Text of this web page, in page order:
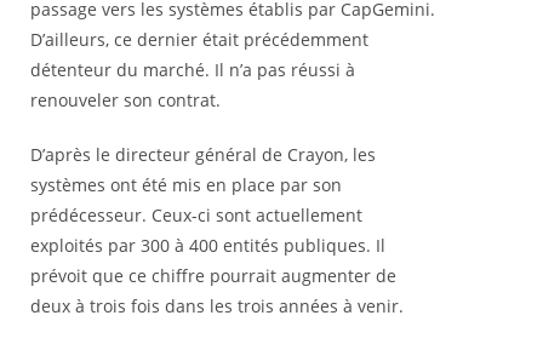
passage vers les systèmes établis par CapGemini.
D’ailleurs, ce dernier était précédemment
détenteur du marché. Il n’a pas réussi à
renouveler son contrat.
D’après le directeur général de Crayon, les
systèmes ont été mis en place par son
prédécesseur. Ceux-ci sont actuellement
exploités par 300 à 400 entités publiques. Il
prévoit que ce chiffre pourrait augmenter de
deux à trois fois dans les trois années à venir.